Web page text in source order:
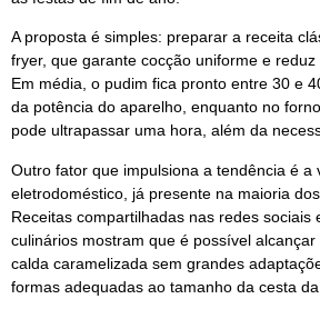
A proposta é simples: preparar a receita
fryer, que garante cocção uniforme e
Em média, o pudim fica pronto entre 30 e
da potência do aparelho, enquanto no
pode ultrapassar uma hora, além da
Outro fator que impulsiona a tendência é a
eletrodoméstico, já presente na maioria
Receitas compartilhadas nas redes sociais
culinários mostram que é possível
calda caramelizada sem grandes
formas adequadas ao tamanho da cesta da